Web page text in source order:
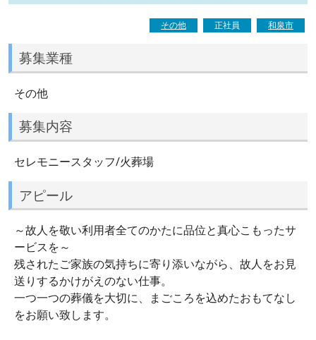
その他 正社員 和泉市
募集業種
その他
募集内容
セレモニースタッフ/火葬場
アピール
～故人を敬い利用者全てのかたに品位と真心こもったサ
ービスを～
残されたご家族の気持ちに寄り添いながら、故人をお見
送りするかけがえのない仕事。
一つ一つの葬儀を大切に、まごころを込めたおもてなし
をお願い致します。